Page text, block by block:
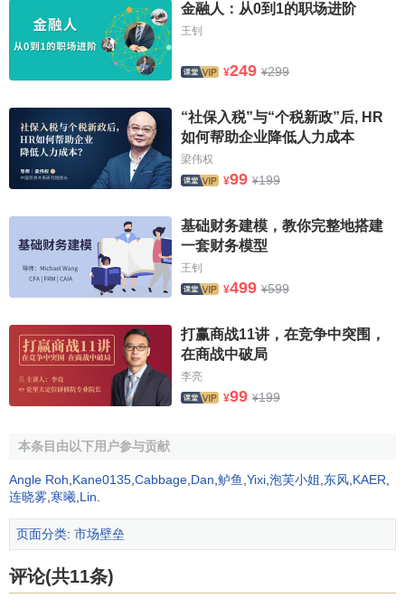
和市场的垄断，以及对本行业的专家和技术工
人的拥有等各个方面，因而生产、经营和研究开发的成本相
法律、行政进入壁垒是指为了保证资源有效配置，采取立法
形式指导和干预企业进入行为，调整企业关系的公共政策
从现象上看，无论行政性壁垒还是法规性壁垒都要使用一定
的强制手段，这是它们的共同之处。在某些行业内存在的实
例如煤、电、水等行业的垄断性经营就属于此类，而关税、
非关税壁垒这些由国家制度形成的贸易障碍
本或增加广告等促销费用的办法来克服的。
固自己在市场上的地位，采取各种对策以阻止和威慑新企业
的进入。在卖方高度集中的寡头垄断产业中，原有企业互相
协调，把利润率限制到自己产业中相当于进入壁垒高度的程
度，采取有效的阻止进入政策，并相应地采取一些阻止进入
中原有企业的优势。
进入壁垒是由多个因素结合而成。但即使进入壁垒很
高，如果在相当长的时间内，该产业的利润率和需求成长率
都很高，那么也会诱发进入。
进入壁垒与退出壁垒的关系矩阵
金融人：从0到1的职场进阶
王钊
¥249 ¥299
“社保入税”与“个税新政”后, HR
如何帮助企业降低人力成本
梁伟权
¥99 ¥199
基础财务建模，教你完整地搭建
一套财务模型
王钊
¥499 ¥599
打赢商战11讲，在竞争中突围，
在商战中破局
李亮
¥99 ¥199
本条目由以下用户参与贡献
Angle Roh Kane0135 Cabbage Dan 鲈鱼 Yixi 泡芙小姐 东风 KAER
连晓雾 寒曦 Lin
页面分类: 市场壁垒
评论(共11条)